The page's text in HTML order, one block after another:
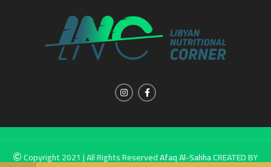
Copyright 2021 | All Rights ReservedAfaq Al-SahhaCREATED BY